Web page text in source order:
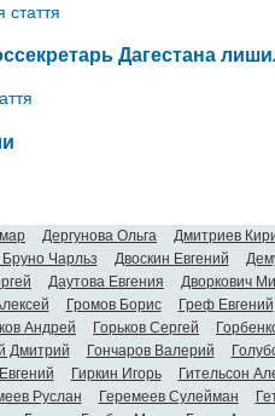
Дагестана
Дергунова Ольга Дмитриев
Чарльз
Двоскин Евгений
Даутова Евгения Дворкович
Громов Борис Греф Евгений
Андрей
Горьков Сергей
Дмитрий
Гончаров Валерий
Гиркин Игорь Гительсон
Руслан
Геремеев Сулейман